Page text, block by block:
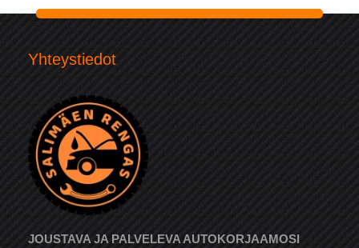
Yhteystiedot
JOUSTAVA JA PALVELEVA AUTOKORJAAMOSI